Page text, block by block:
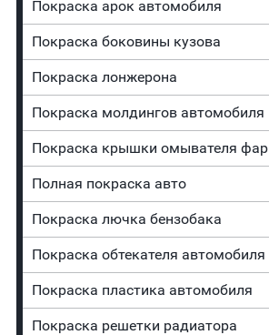
Покраска арок автомобиля
Покраска боковины кузова
Покраска лонжерона
Покраска молдингов автомобиля
Покраска крышки омывателя фар
Полная покраска авто
Покраска лючка бензобака
Покраска обтекателя автомобиля
Покраска пластика автомобиля
Покраска решетки радиатора